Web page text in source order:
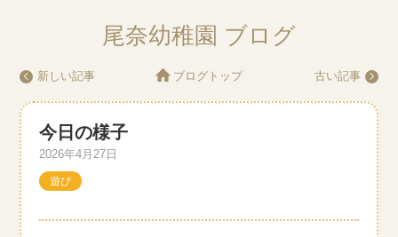
尾奈幼稚園 ブログ
新しい記事 古い記事
ブログトップ
今日の様子
2026年4月27日
遊び